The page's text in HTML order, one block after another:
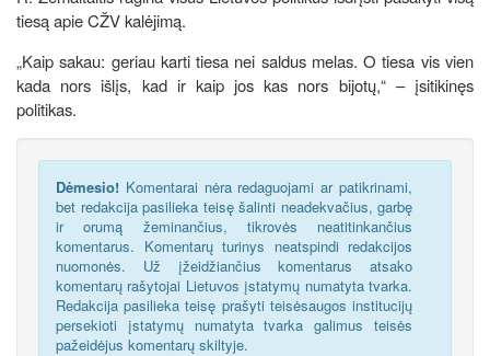
tiesą apie CŽV kalėjimą.
„Kaip sakau: geriau karti tiesa nei saldus melas. O tiesa vis vien
kada nors išlįs, kad ir kaip jos kas nors bijotų,“ – įsitikinęs
politikas.
Dėmesio! Komentarai nėra redaguojami ar patikrinami,
bet redakcija pasilieka teisę šalinti neadekvačius, garbę
ir orumą žeminančius, tikrovės neatitinkančius
komentarus. Komentarų turinys neatspindi redakcijos
nuomonės. Už įžeidžiančius komentarus atsako
komentarų rašytojai Lietuvos įstatymų numatyta tvarka.
Redakcija pasilieka teisę prašyti teisėsaugos institucijų
persekioti įstatymų numatyta tvarka galimus teisės
pažeidėjus komentarų skiltyje.